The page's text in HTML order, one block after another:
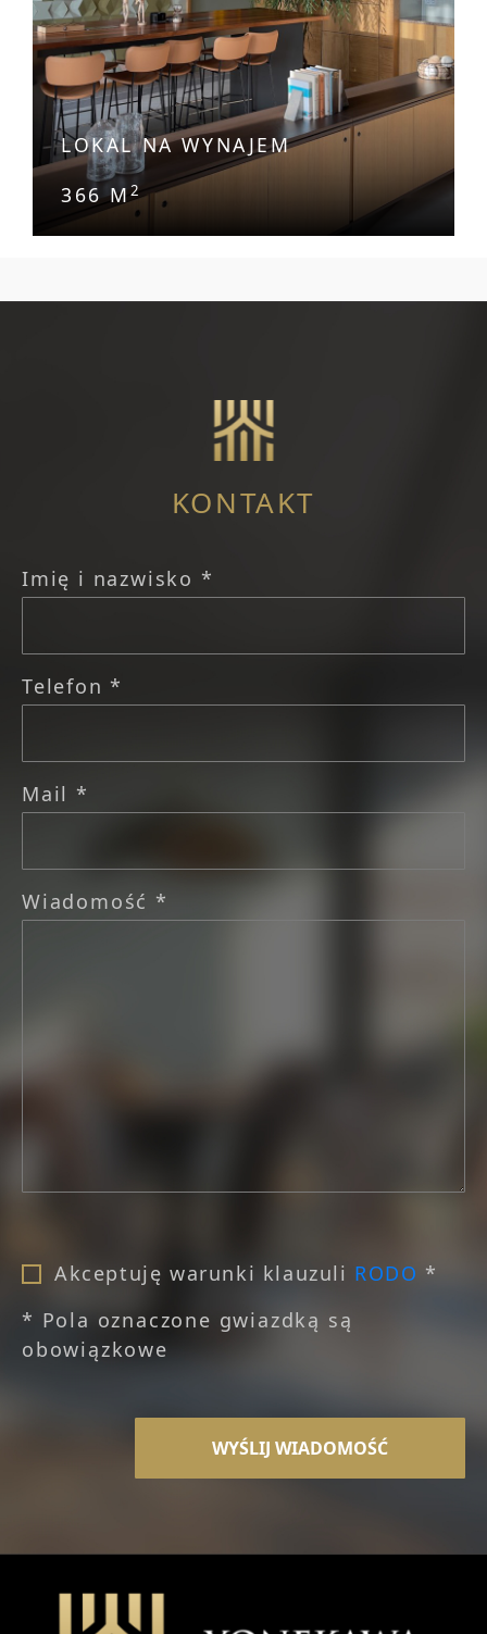
LOKAL NA WYNAJEM
366 M2
KONTAKT
Imię i nazwisko *
Telefon *
Mail *
Wiadomość *
Akceptuję warunki klauzuli RODO *
* Pola oznaczone gwiazdką są
obowiązkowe